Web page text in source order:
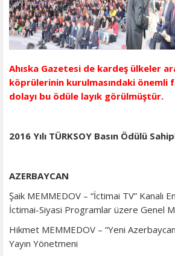
Ahıska Gazetesi de kardeş ülkeler
köprülerinin kurulmasındaki önemli
dolayı bu ödüle layık görülmüştür.
2016 Yılı TÜRKSOY Basın Ödülü
AZERBAYCAN
Şaik MEMMEDOV – “İctimai TV” Kanalı
İctimai-Siyasi Programlar üzere Genel
Hikmet MEMMEDOV – “Yeni
Yayın Yönetmeni